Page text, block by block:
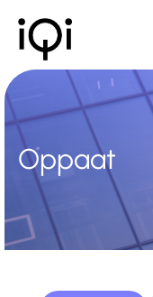
Oppaat